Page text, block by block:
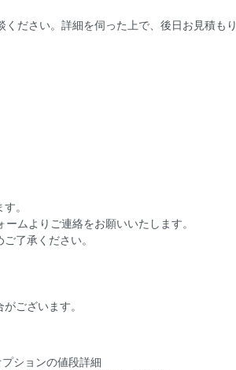
ください。詳細を伺った上で、後日お見積もり
。
ムよりご連絡をお願いいたします。
了承ください。
ございます。
プションの値段詳細